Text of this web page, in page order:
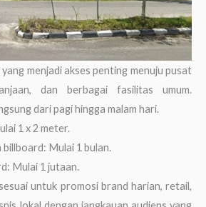
menjadi akses penting menuju pusat
dan berbagai fasilitas umum.
dari pagi hingga malam hari.
1 x 2 meter.
Mulai 1 bulan.
Mulai 1 jutaan.
untuk promosi brand harian, retail,